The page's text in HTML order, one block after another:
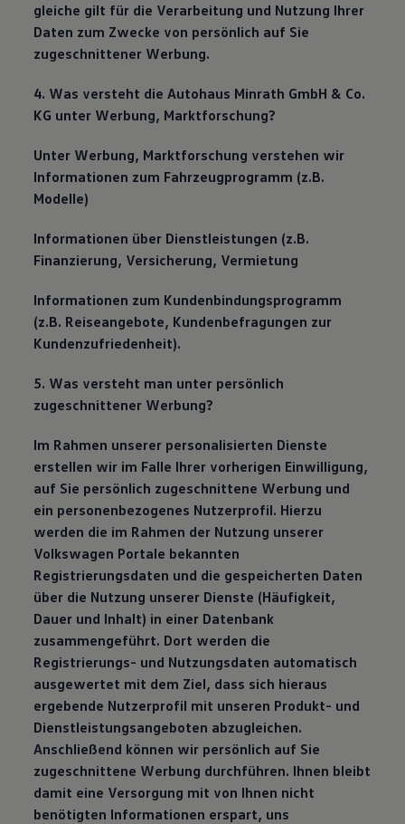
gleiche gilt für die Verarbeitung und Nutzung Ihrer
Daten zum Zwecke von persönlich auf Sie
zugeschnittener Werbung.
4. Was versteht die Autohaus Minrath GmbH & Co.
KG unter Werbung, Marktforschung?
Unter Werbung, Marktforschung verstehen wir
Informationen zum Fahrzeugprogramm (z.B.
Modelle)
Informationen über Dienstleistungen (z.B.
Finanzierung, Versicherung, Vermietung
Informationen zum Kundenbindungsprogramm
(z.B. Reiseangebote, Kundenbefragungen zur
Kundenzufriedenheit).
5. Was versteht man unter persönlich
zugeschnittener Werbung?
Im Rahmen unserer personalisierten Dienste
erstellen wir im Falle Ihrer vorherigen Einwilligung,
auf Sie persönlich zugeschnittene Werbung und
ein personenbezogenes Nutzerprofil. Hierzu
werden die im Rahmen der Nutzung unserer
Volkswagen Portale bekannten
Registrierungsdaten und die gespeicherten Daten
über die Nutzung unserer Dienste (Häufigkeit,
Dauer und Inhalt) in einer Datenbank
zusammengeführt. Dort werden die
Registrierungs- und Nutzungsdaten automatisch
ausgewertet mit dem Ziel, dass sich hieraus
ergebende Nutzerprofil mit unseren Produkt- und
Dienstleistungsangeboten abzugleichen.
Anschließend können wir persönlich auf Sie
zugeschnittene Werbung durchführen. Ihnen bleibt
damit eine Versorgung mit von Ihnen nicht
benötigten Informationen erspart, uns